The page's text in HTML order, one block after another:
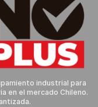
industrial para
en el mercado Chileno.